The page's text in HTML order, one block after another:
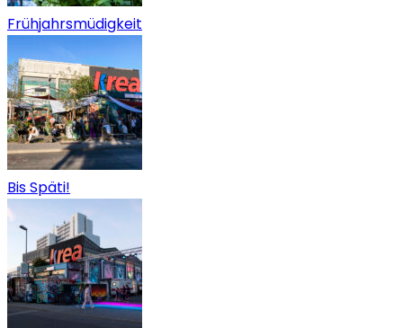
Frühjahrsmüdigkeit
Bis Späti!